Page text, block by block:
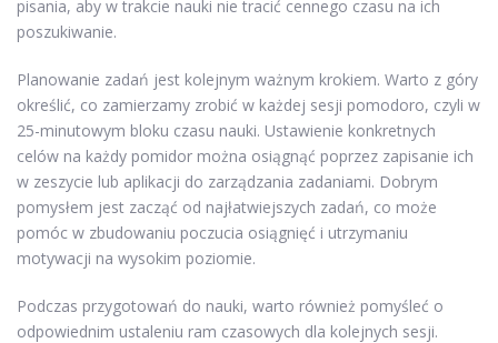
pisania, aby w trakcie nauki nie tracić cennego czasu na ich
poszukiwanie.
Planowanie zadań jest kolejnym ważnym krokiem. Warto z góry
określić, co zamierzamy zrobić w każdej sesji pomodoro, czyli w
25-minutowym bloku czasu nauki. Ustawienie konkretnych
celów na każdy pomidor można osiągnąć poprzez zapisanie ich
w zeszycie lub aplikacji do zarządzania zadaniami. Dobrym
pomysłem jest zacząć od najłatwiejszych zadań, co może
pomóc w zbudowaniu poczucia osiągnięć i utrzymaniu
motywacji na wysokim poziomie.
Podczas przygotowań do nauki, warto również pomyśleć o
odpowiednim ustaleniu ram czasowych dla kolejnych sesji.